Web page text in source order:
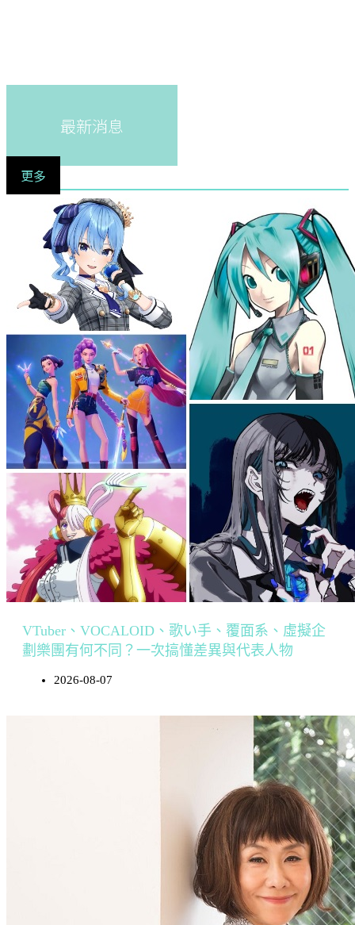
最新消息
更多
VTuber、VOCALOID、歌い手、覆面系、虛擬企
劃樂團有何不同？一次搞懂差異與代表人物
2026-08-07